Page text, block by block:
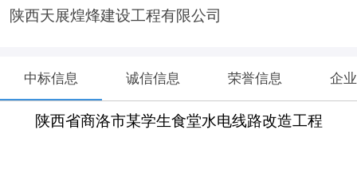
陕西天展煌烽建设工程有限公司
中标信息 诚信信息 荣誉信息 企
陕西省商洛市某学生食堂水电线路改造工程